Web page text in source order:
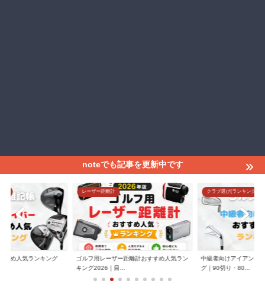
noteでも記事を更新中です
すめ人気ランキング
レーザー距離計
ゴルフ用レーザー距離計おすすめ人気ラン
キング2026｜目...
クラブ選び(ランキング)
中級者向けアイアンお
グ｜90切り・80...